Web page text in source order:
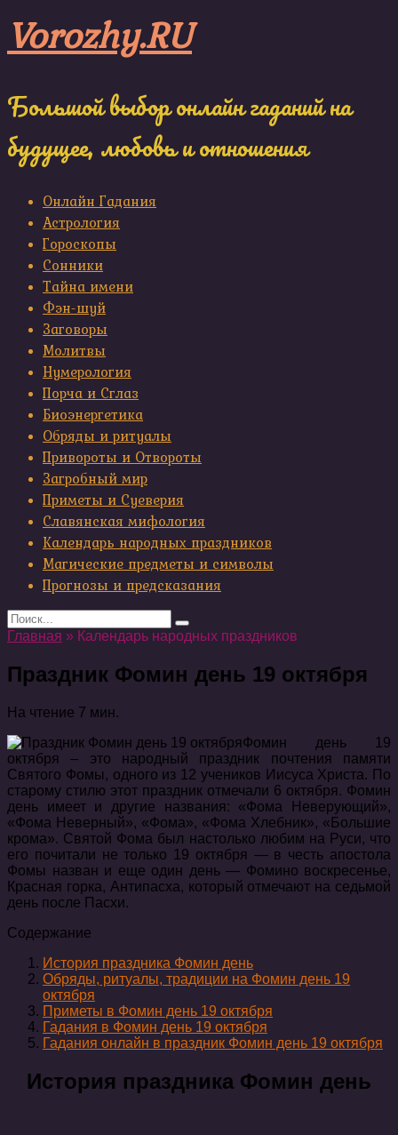
to
content
Vorozhy.RU
Большой выбор онлайн гаданий на
будущее, любовь и отношения
Онлайн Гадания
Астрология
Гороскопы
Сонники
Тайна имени
Фэн-шуй
Заговоры
Молитвы
Нумерология
Порча и Сглаз
Биоэнергетика
Обряды и ритуалы
Привороты и Отвороты
Загробный мир
Приметы и Суеверия
Славянская мифология
Календарь народных праздников
Магические предметы и символы
Прогнозы и предсказания
Search
for:
Главная » Календарь народных праздников
Праздник Фомин день 19 октября
На чтение 7 мин.
Фомин день 19
октября – это народный праздник почтения памяти
Святого Фомы, одного из 12 учеников Иисуса Христа. По
старому стилю этот праздник отмечали 6 октября. Фомин
день имеет и другие названия: «Фома Неверующий»,
«Фома Неверный», «Фома», «Фома Хлебник», «Большие
крома». Святой Фома был настолько любим на Руси, что
его почитали не только 19 октября — в честь апостола
Фомы назван и еще один день — Фомино воскресенье,
Красная горка, Антипасха, который отмечают на седьмой
день после Пасхи.
Содержание
История праздника Фомин день
Обряды, ритуалы, традиции на Фомин день 19
октября
Приметы в Фомин день 19 октября
Гадания в Фомин день 19 октября
Гадания онлайн в праздник Фомин день 19 октября
История праздника Фомин день